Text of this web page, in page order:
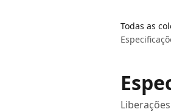
Todas as